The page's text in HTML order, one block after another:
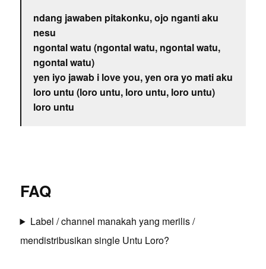
ndang jawaben pitakonku, ojo nganti aku
nesu
ngontal watu (ngontal watu, ngontal watu,
ngontal watu)
yen iyo jawab i love you, yen ora yo mati aku
loro untu (loro untu, loro untu, loro untu)
loro untu
FAQ
Label / channel manakah yang merilis /
mendistribusikan single Untu Loro?